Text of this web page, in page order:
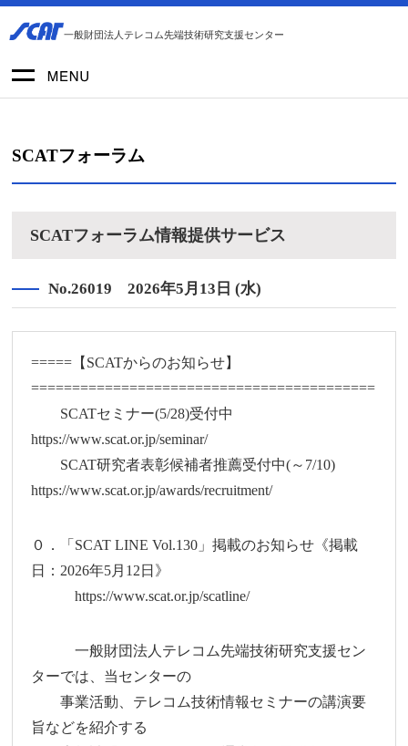
一般財団法人テレコム先端技術研究支援センター
SCATフォーラム
SCATフォーラム情報提供サービス
No.26019 2026年5月13日 (水)
=====【SCATからのお知らせ】
==========================================
SCATセミナー(5/28)受付中
https://www.scat.or.jp/seminar/
SCAT研究者表彰候補者推薦受付中(～7/10)
https://www.scat.or.jp/awards/recruitment/
０．「SCAT LINE Vol.130」掲載のお知らせ《掲載
日：2026年5月12日》
https://www.scat.or.jp/scatline/
一般財団法人テレコム先端技術研究支援セン
ターでは、当センターの
事業活動、テレコム技術情報セミナーの講演要
旨などを紹介する